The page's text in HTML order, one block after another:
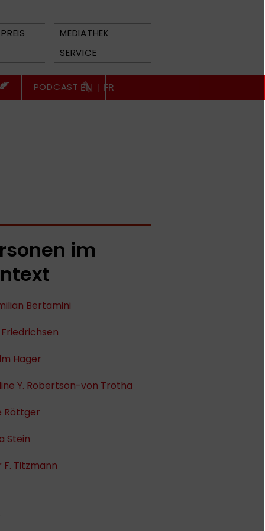
MEDIATHEK
SERVICE
PODCAST EN | FR
im
Bertamini
Hager
Y. Robertson-von Trotha
Röttger
Stein
F. Titzmann